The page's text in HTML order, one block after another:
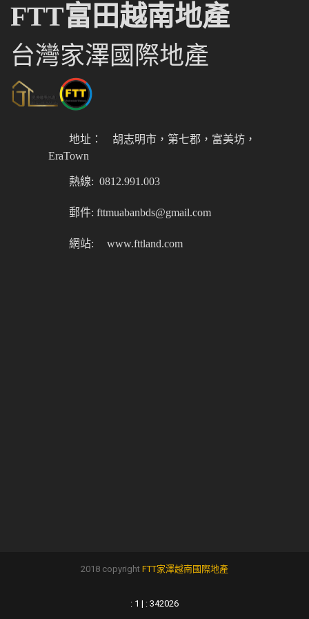
FTT富田越南地產
台灣家澤國際地產
地址：
胡志明市，第七郡，富美坊，
EraTown
熱線: 0812.991.003
郵件: fttmuabanbds@gmail.com
網站: www.fttland.com
2018 copyright FTT家澤越南國際地產
: 1 | : 342026